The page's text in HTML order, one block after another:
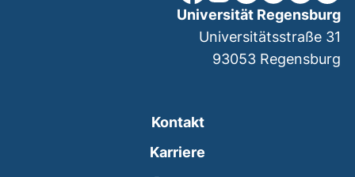
Kontakt
Karriere
Universität Regensburg
Universitätsstraße 31
93053 Regensburg